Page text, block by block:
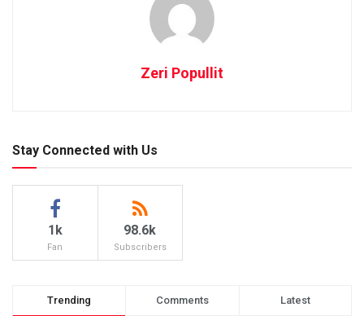
Zeri Popullit
Stay Connected with Us
1k
Fan
98.6k
Subscribers
Trending Comments Latest